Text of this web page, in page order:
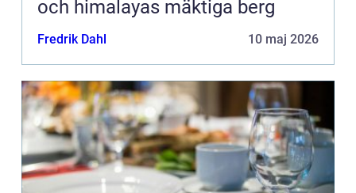
och himalayas mäktiga berg
Fredrik Dahl 10 maj 2026